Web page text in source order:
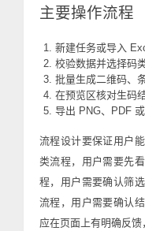
主要操作流程
新建任务或导入
校验数据并选择码
批量生成二维码、
在预览区核对生码
导出 PNG、PDF
流程设计要保证用户
类流程，用户需要先
程，用户需要确认筛
流程，用户需要确认
应在页面上有明确反馈